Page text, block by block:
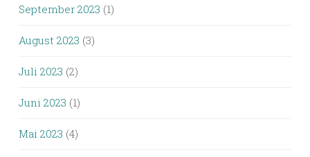
September 2023 (1)
August 2023 (3)
Juli 2023 (2)
Juni 2023 (1)
Mai 2023 (4)